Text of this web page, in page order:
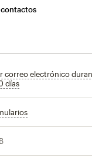
correo electrónico
díasinfo
info